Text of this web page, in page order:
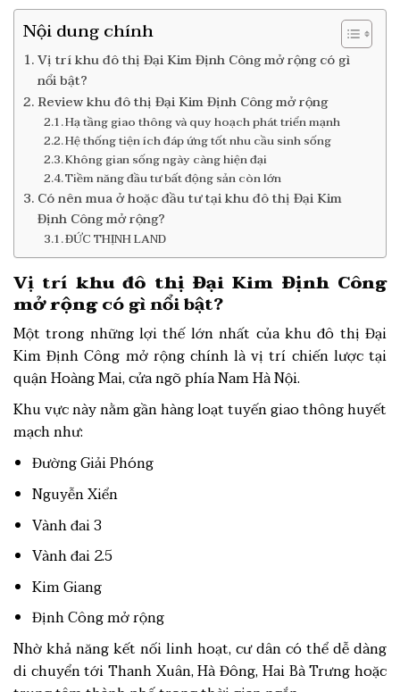
Nội dung chính
Vị trí khu đô thị Đại Kim Định Công mở rộng có gì
nổi bật?
Review khu đô thị Đại Kim Định Công mở rộng
Hạ tầng giao thông và quy hoạch phát triển mạnh
Hệ thống tiện ích đáp ứng tốt nhu cầu sinh sống
Không gian sống ngày càng hiện đại
Tiềm năng đầu tư bất động sản còn lớn
Có nên mua ở hoặc đầu tư tại khu đô thị Đại Kim
Định Công mở rộng?
ĐỨC THỊNH LAND
Vị trí khu đô thị Đại Kim Định Công
mở rộngcó gì nổi bật?
Một trong những lợi thế lớn nhất của khu đô thị Đại
Kim Định Công mở rộng chính là vị trí chiến lược tại
quận Hoàng Mai, cửa ngõ phía Nam Hà Nội.
Khu vực này nằm gần hàng loạt tuyến giao thông huyết
mạch như:
Đường Giải Phóng
Nguyễn Xiển
Vành đai 3
Vành đai 2.5
Kim Giang
Định Công mở rộng
Nhờ khả năng kết nối linh hoạt, cư dân có thể dễ dàng
di chuyển tới Thanh Xuân, Hà Đông, Hai Bà Trưng hoặc